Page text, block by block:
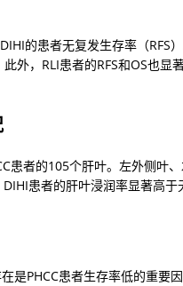
的患者无复发生存率（RFS
外，RLI患者的RFS和OS也显
患者的105个肝叶。左外侧叶
患者的肝叶浸润率显著高于
是PHCC患者生存率低的重要